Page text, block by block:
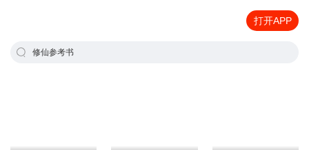
打开APP
修仙参考书